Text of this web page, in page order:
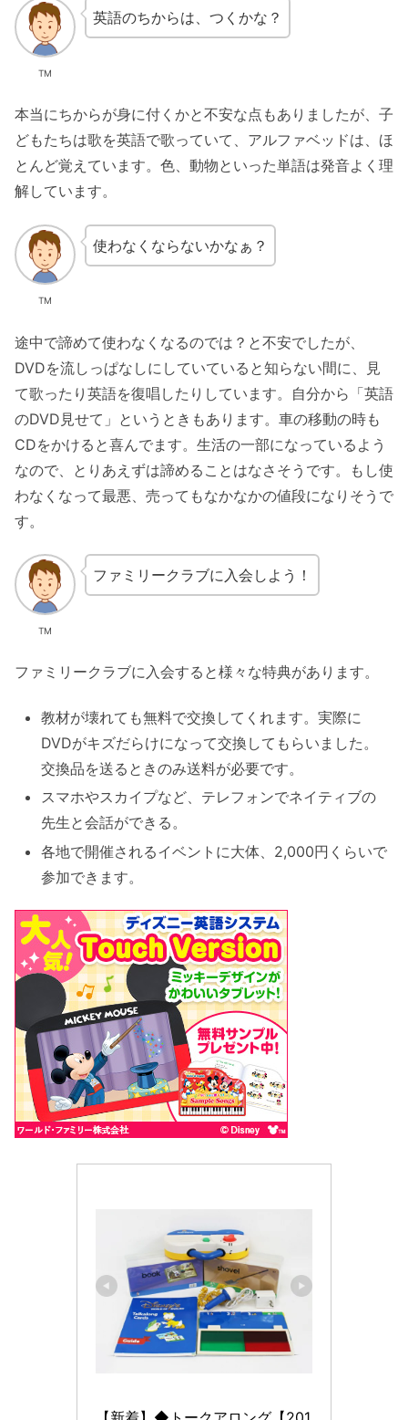
TM
英語のちからは、つくかな？
本当にちからが身に付くかと不安な点もありましたが、子
どもたちは歌を英語で歌っていて、アルファベッドは、ほ
とんど覚えています。色、動物といった単語は発音よく理
解しています。
TM
使わなくならないかなぁ？
途中で諦めて使わなくなるのでは？と不安でしたが、
DVDを流しっぱなしにしていていると知らない間に、見
て歌ったり英語を復唱したりしています。自分から「英語
のDVD見せて」というときもあります。車の移動の時も
CDをかけると喜んでます。生活の一部になっているよう
なので、とりあえずは諦めることはなさそうです。もし使
わなくなって最悪、売ってもなかなかの値段になりそうで
す。
TM
ファミリークラブに入会しよう！
ファミリークラブに入会すると様々な特典があります。
教材が壊れても無料で交換してくれます。実際に
DVDがキズだらけになって交換してもらいました。
交換品を送るときのみ送料が必要です。
スマホやスカイプなど、テレフォンでネイティブの
先生と会話ができる。
各地で開催されるイベントに大体、2,000円くらいで
参加できます。